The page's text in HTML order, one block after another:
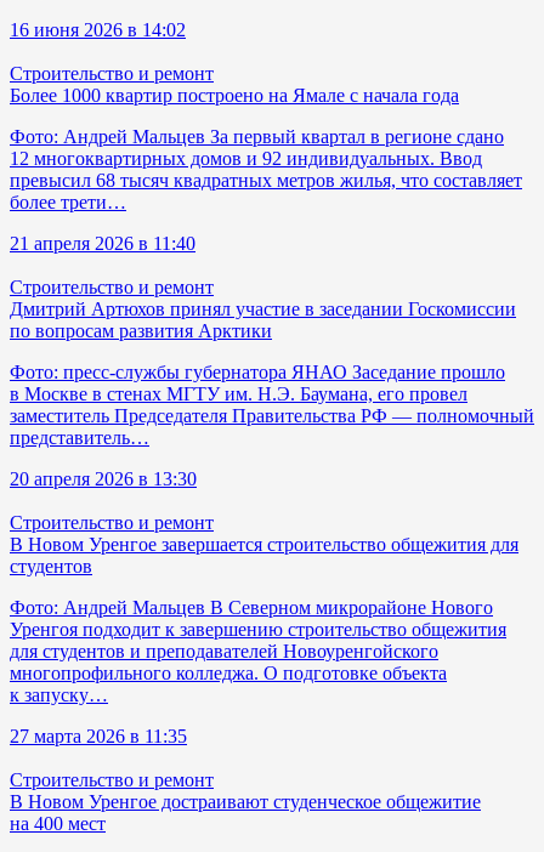
16 июня 2026 в 14:02
Строительство и ремонт
Более 1000 квартир построено на Ямале с начала года
Фото: Андрей Мальцев За первый квартал в регионе сдано
12 многоквартирных домов и 92 индивидуальных. Ввод
превысил 68 тысяч квадратных метров жилья, что составляет
более трети…
21 апреля 2026 в 11:40
Строительство и ремонт
Дмитрий Артюхов принял участие в заседании Госкомиссии
по вопросам развития Арктики
Фото: пресс-службы губернатора ЯНАО Заседание прошло
в Москве в стенах МГТУ им. Н.Э. Баумана, его провел
заместитель Председателя Правительства РФ — полномочный
представитель…
20 апреля 2026 в 13:30
Строительство и ремонт
В Новом Уренгое завершается строительство общежития для
студентов
Фото: Андрей Мальцев В Северном микрорайоне Нового
Уренгоя подходит к завершению строительство общежития
для студентов и преподавателей Новоуренгойского
многопрофильного колледжа. О подготовке объекта
к запуску…
27 марта 2026 в 11:35
Строительство и ремонт
В Новом Уренгое достраивают студенческое общежитие
на 400 мест